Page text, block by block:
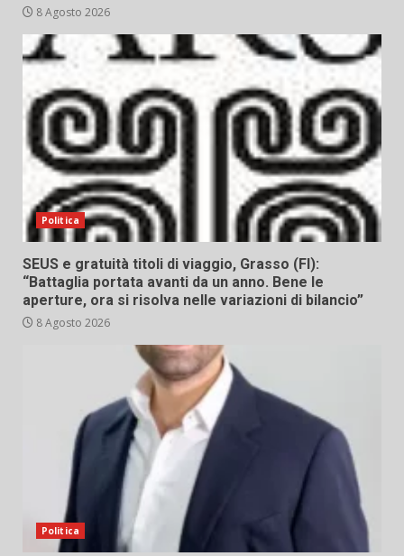
8 Agosto 2026
Politica
SEUS e gratuità titoli di viaggio, Grasso (FI):
“Battaglia portata avanti da un anno. Bene le
aperture, ora si risolva nelle variazioni di bilancio”
8 Agosto 2026
Politica